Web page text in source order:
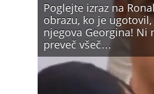
Poglejte izraz na
obrazu, ko je
njegova Georgina! Ni
preveč všeč…